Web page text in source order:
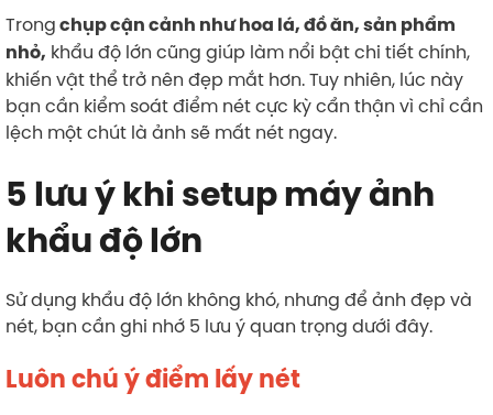
Trongchụp cận cảnh như hoa lá, đồ ăn, sản phẩm
nhỏ, khẩu độ lớn cũng giúp làm nổi bật chi tiết chính,
khiến vật thể trở nên đẹp mắt hơn. Tuy nhiên, lúc này
bạn cần kiểm soát điểm nét cực kỳ cẩn thận vì chỉ cần
lệch một chút là ảnh sẽ mất nét ngay.
5 lưu ý khi setup máy ảnh
khẩu độ lớn
Sử dụng khẩu độ lớn không khó, nhưng để ảnh đẹp và
nét, bạn cần ghi nhớ 5 lưu ý quan trọng dưới đây.
Luôn chú ý điểm lấy nét